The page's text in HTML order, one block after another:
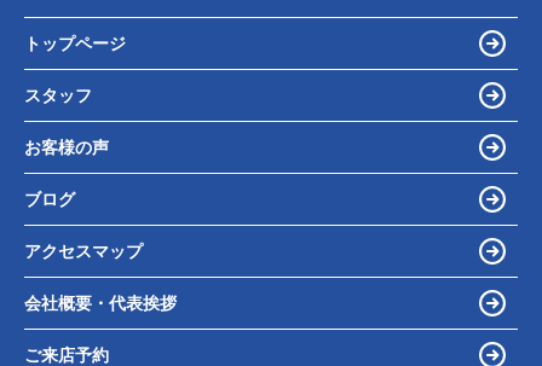
トップページ
スタッフ
お客様の声
ブログ
アクセスマップ
会社概要・代表挨拶
ご来店予約